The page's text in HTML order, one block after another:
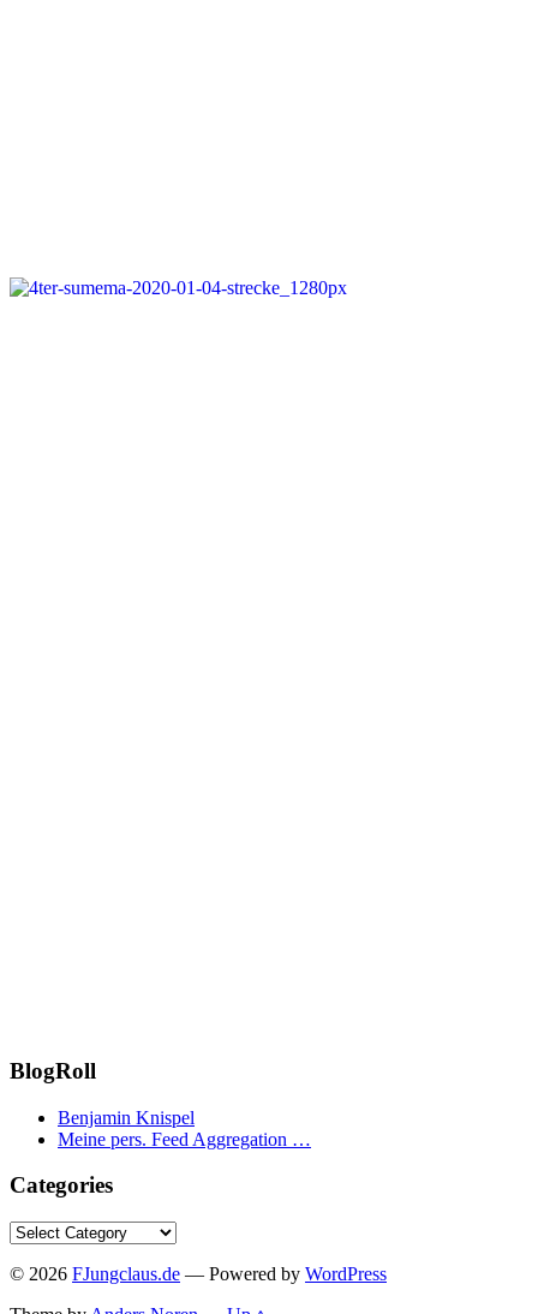
BlogRoll
Benjamin Knispel
Meine pers. Feed Aggregation …
Categories
Categories
© 2026 FJungclaus.de — Powered by WordPress